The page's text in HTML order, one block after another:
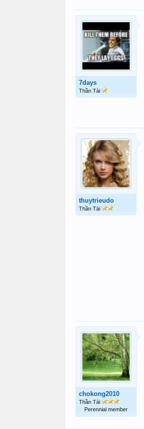
7days
Thần Tài
thuytrieudo
Thần Tài
chokong2010
Thần Tài
Perennial member